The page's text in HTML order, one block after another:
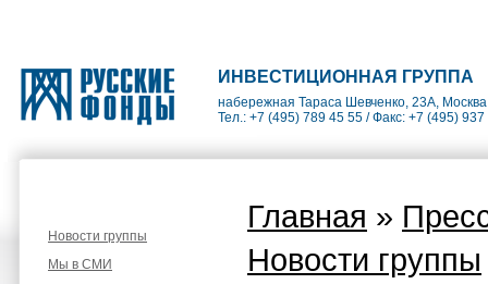
ИНВЕСТИЦИОННАЯ ГРУППА
набережная Тараса Шевченко, 23А,
Тел.: +7 (495) 789 45 55 / Факс: +7 (495)
Новости группы
Мы в СМИ
Главная »
Новости группы